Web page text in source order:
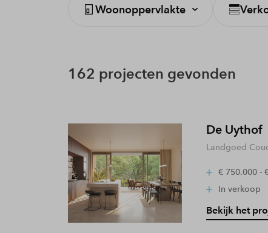
Woonoppervlakte
162 projecten gevonden
De Uythof
Landgoed
€ 750.000 -
In verkoop
Bekijk het